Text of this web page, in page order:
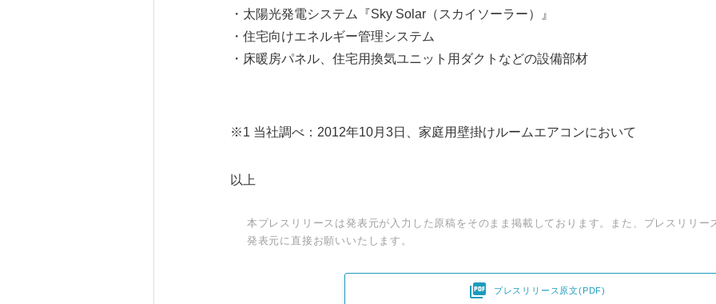
・太陽光発電システム『Sky Solar（スカイソーラー）』
・住宅向けエネルギー管理システム
・床暖房パネル、住宅用換気ユニット用ダクトなどの設備部材
※1 当社調べ：2012年10月3日、家庭用壁掛けルームエアコンにおいて
以上
本プレスリリースは発表元が入力した原稿をそのまま掲載しております。また、プレスリリー
発表元に直接お願いいたします。
 プレスリリース原文(PDF)